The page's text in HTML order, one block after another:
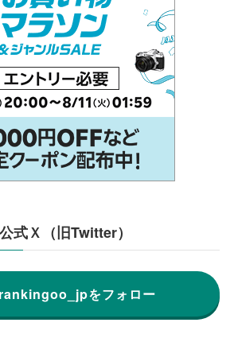
式Ｘ（旧Twitter）
をフォロー